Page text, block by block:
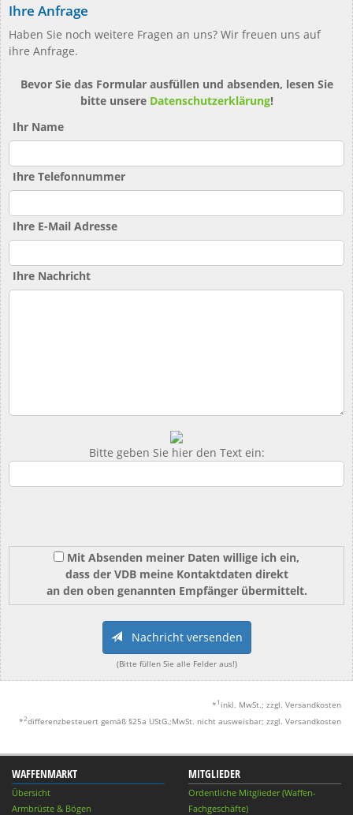
Ihre Anfrage
Haben Sie noch weitere Fragen an uns? Wir freuen uns auf
ihre Anfrage.
Bevor Sie das Formular ausfüllen und absenden, lesen Sie
bitte unsere Datenschutzerklärung!
Ihr Name
Ihre Telefonnummer
Ihre E-Mail Adresse
Ihre Nachricht
Bitte geben Sie hier den Text ein:
Mit Absenden meiner Daten willige ich ein,
dass der VDB meine Kontaktdaten direkt
an den oben genannten Empfänger übermittelt.
Nachricht versenden
(Bitte füllen Sie alle Felder aus!)
* 1 inkl. MwSt.; zzgl. Versandkosten
*2differenzbesteuert gemäß §25a UStG.;MwSt. nicht ausweisbar; zzgl. Versandkosten
WAFFENMARKT
Übersicht
Armbrüste & Bögen
MITGLIEDER
Ordentliche Mitglieder (Waffen-
Fachgeschäfte)